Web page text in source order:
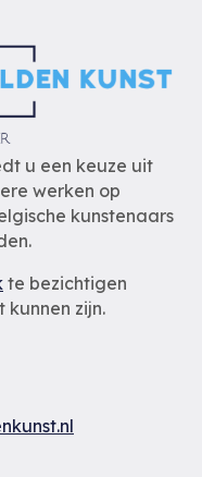
u een keuze uit
werken op
kunstenaars
te bezichtigen
zijn.